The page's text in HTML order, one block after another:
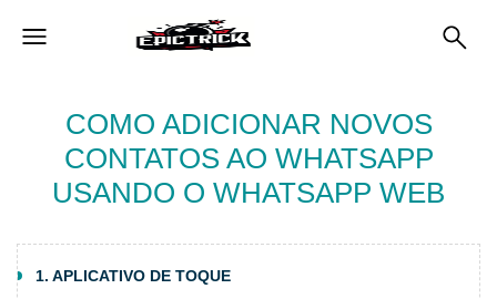
COMO ADICIONAR NOVOS
CONTATOS AO WHATSAPP
USANDO O WHATSAPP WEB
1. APLICATIVO DE TOQUE